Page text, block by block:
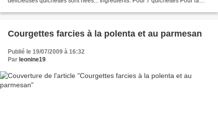
Courgettes farcies à la polenta et au parmesan
Publié le 19/07/2009 à 16:32
Par leonine19